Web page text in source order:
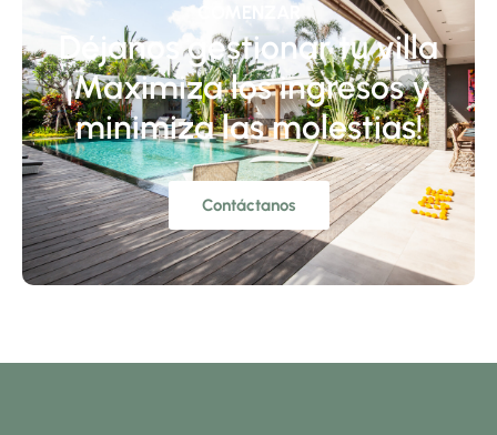
COMENZAR
Déjanos gestionar tu villa
¡Maximiza los ingresos y
minimiza las molestias!
Contáctanos